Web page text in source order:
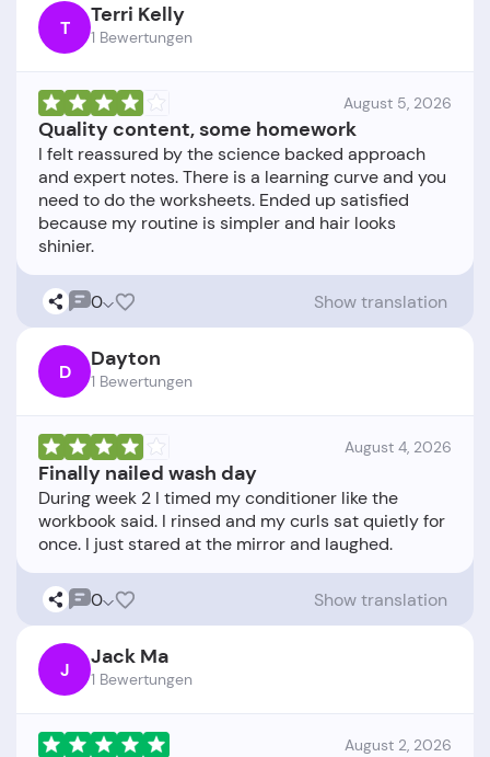
T Terri Kelly
1 Bewertungen
August 5, 2026
Quality content, some homework
I felt reassured by the science backed approach
and expert notes. There is a learning curve and you
need to do the worksheets. Ended up satisfied
because my routine is simpler and hair looks
0 Show translation
D Dayton
1 Bewertungen
August 4, 2026
Finally nailed wash day
During week 2 I timed my conditioner like the
workbook said. I rinsed and my curls sat quietly for
0 Show translation
J Jack Ma
1 Bewertungen
August 2, 2026